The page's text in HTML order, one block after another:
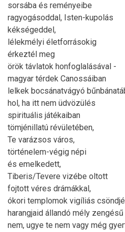
sorsába és reményeibe
ragyogásoddal, Isten-kupolás
kékségeddel,
lélekmélyi életforrásokig
érkeztél meg
örök távlatok honfoglalásával -
magyar térdek Canossáiban
lelkek bocsánatvágyó
hol, ha itt nem üdvözülés
spirituális játékaiban
tömjénillatú révületében,
Te varázsos város,
történelem-végig népi
és emelkedett,
Tiberis/Tevere vizébe oltott
fojtott véres drámákkal,
ókori templomok vigíliás
harangjaid állandó mély
nem, ugye te nem vagy még